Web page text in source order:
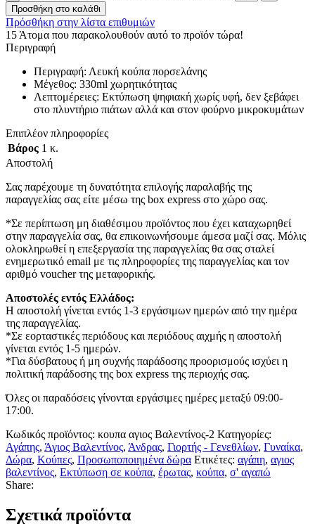
Προσθήκη στο καλάθι
Πρόσθήκη στην λίστα επιθυμιών
15 Άτομα που παρακολουθούν αυτό το προϊόν τώρα!
Περιγραφή
Περιγραφή: Λευκή κούπα πορσελάνης
Μέγεθος: 330ml χωρητικότητας
Λεπτομέρειες: Εκτύπωση ψηφιακή χωρίς υφή, δεν ξεβάφει
στο πλυντήριο πιάτων αλλά και στον φούρνο μικροκυμάτων
Επιπλέον πληροφορίες
Βάρος 1 κ.
Αποστολή
Σας παρέχουμε τη δυνατότητα επιλογής παραλαβής της
παραγγελίας σας είτε μέσω της box express στο χώρο σας.
*Σε περίπτωση μη διαθέσιμου προϊόντος που έχει καταχωρηθεί
στην παραγγελία σας, θα επικοινωνήσουμε άμεσα μαζί σας. Μόλις
ολοκληρωθεί η επεξεργασία της παραγγελίας θα σας σταλεί
ενημερωτικό email με τις πληροφορίες της παραγγελίας και τον
αριθμό voucher της μεταφορικής.
Αποστολές εντός Ελλάδος:
Η αποστολή γίνεται εντός 1-3 εργάσιμων ημερών από την ημέρα
της παραγγελίας.
*Σε εορταστικές περιόδους και περιόδους αιχμής η αποστολή
γίνεται εντός 1-5 ημερών.
*Για δύσβατους ή μη συχνής παράδοσης προορισμούς ισχύει η
πολιτική παράδοσης της box express της περιοχής σας.
Όλες οι παραδόσεις γίνονται εργάσιμες ημέρες μεταξύ 09:00-
17:00.
Κωδικός προϊόντος: κουπα αγιος Βαλεντίνος-2 Κατηγορίες:
Αγάπης, Άγιος Βαλεντίνος, Άνδρας, Γιορτής - Γενεθλίων, Γυναίκα,
Δώρα, Κούπες, Προσωποποιημένα δώρα Ετικέτες: αγάπη, αγιος
βαλεντίνος, Εκτύπωση σε κούπα, έρωτας, κούπα, σ' αγαπώ
Share:
Σχετικά προϊόντα